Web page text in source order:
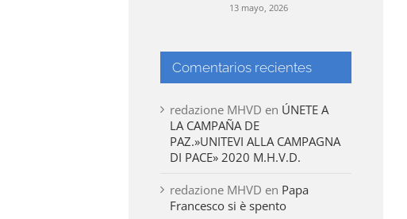
13 mayo, 2026
Comentarios recientes
redazione MHVD en ÚNETE A
LA CAMPAÑA DE
PAZ.»UNITEVI ALLA CAMPAGNA
DI PACE» 2020 M.H.V.D.
redazione MHVD en Papa
Francesco si è spento